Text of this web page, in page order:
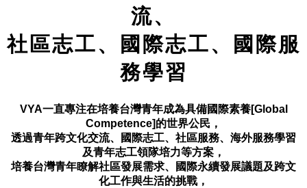
流、
社區志工、國際志工、國際服
務學習
VYA一直專注在培養台灣青年成為具備國際素養[Global
Competence]的世界公民，
透過青年跨文化交流、國際志工、社區服務、海外服務學習
及青年志工領隊培力等方案，
培養台灣青年瞭解社區發展需求、國際永續發展議題及跨文
化工作與生活的挑戰，